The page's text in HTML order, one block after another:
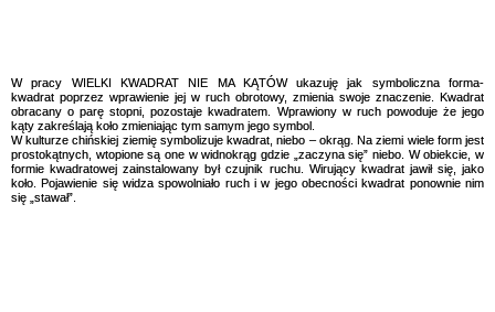
W pracy WIELKI KWADRAT NIE MA KĄTÓW ukazuję jak symboliczna forma-
kwadrat poprzez wprawienie jej w ruch obrotowy, zmienia swoje znaczenie. Kwadrat
obracany o parę stopni, pozostaje kwadratem. Wprawiony w ruch powoduje że jego
kąty zakreślają koło zmieniając tym samym jego symbol.
W kulturze chińskiej ziemię symbolizuje kwadrat, niebo – okrąg. Na ziemi wiele form jest
prostokątnych, wtopione są one w widnokrąg gdzie „zaczyna się” niebo. W obiekcie, w
formie kwadratowej zainstalowany był czujnik ruchu. Wirujący kwadrat jawił się, jako
koło. Pojawienie się widza spowolniało ruch i w jego obecności kwadrat ponownie nim
się „stawał”.